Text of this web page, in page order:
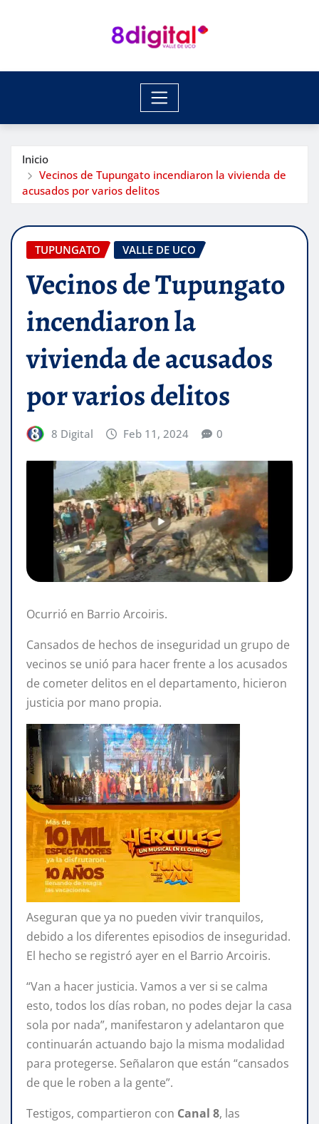
Inicio
Vecinos de Tupungato incendiaron la vivienda de
acusados por varios delitos
TUPUNGATO VALLE DE UCO
Vecinos de Tupungato
incendiaron la
vivienda de acusados
por varios delitos
8 Digital Feb 11, 2024 0
Ocurrió en Barrio Arcoiris.
Cansados de hechos de inseguridad un grupo de
vecinos se unió para hacer frente a los acusados
de cometer delitos en el departamento, hicieron
justicia por mano propia.
Aseguran que ya no pueden vivir tranquilos,
debido a los diferentes episodios de inseguridad.
El hecho se registró ayer en el Barrio Arcoiris.
“Van a hacer justicia. Vamos a ver si se calma
esto, todos los días roban, no podes dejar la casa
sola por nada”, manifestaron y adelantaron que
continuarán actuando bajo la misma modalidad
para protegerse. Señalaron que están “cansados
de que le roben a la gente”.
Testigos, compartieron con Canal 8, las